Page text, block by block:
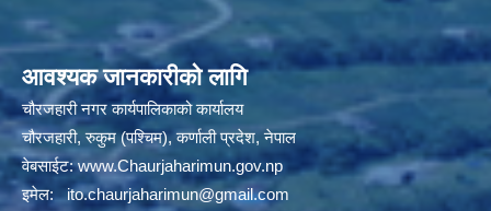
आवश्यक जानकारीको लागि
चौरजहारी नगर कार्यपालिकाको कार्यालय
चौरजहारी, रुकुम (पश्चिम), कर्णाली प्रदेश, नेपाल
वेबसाईट:www.Chaurjaharimun.gov.np
इमेल:ito.chaurjaharimun@gmail.com